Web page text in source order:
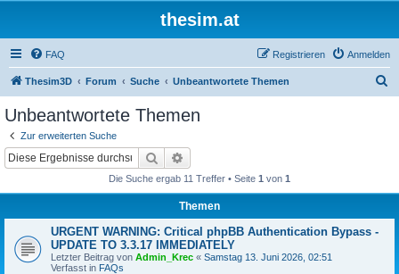
thesim.at
FAQ Anmelden
Registrieren
Thesim3D Forum Suche Unbeantwortete Themen
Unbeantwortete Themen
Zur erweiterten Suche
Suche
Die Suche ergab 11 Treffer • Seite 1 von 1
Themen
URGENT WARNING: Critical phpBB Authentication Bypass -
UPDATE TO 3.3.17 IMMEDIATELY
Letzter Beitrag von Admin_Krec « Samstag 13. Juni 2026, 02:51
Verfasst in FAQs